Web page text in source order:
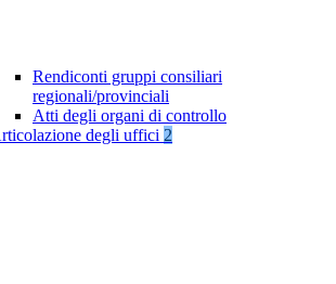
Rendiconti gruppi consiliari
regionali/provinciali
Atti degli organi di controllo
degli uffici 2